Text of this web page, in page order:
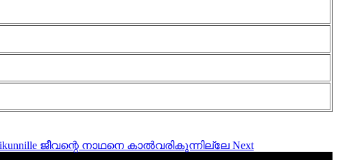
ജീവന്റെ നാഥനെ കാൽവരികുന്നില്ലേ Next